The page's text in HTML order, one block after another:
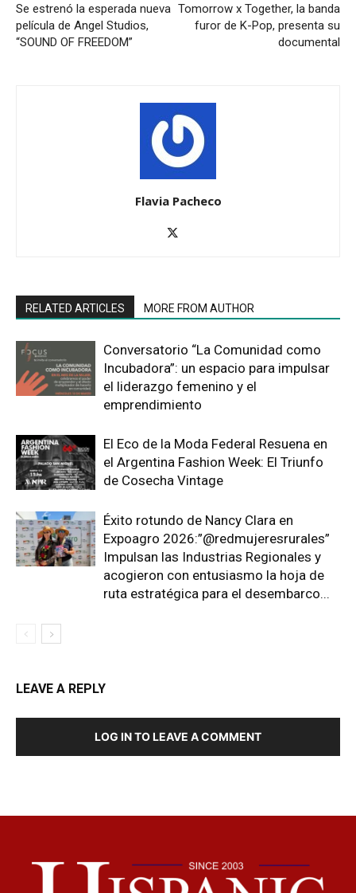
Se estrenó la esperada nueva
película de Angel Studios,
“SOUND OF FREEDOM”
Tomorrow x Together, la banda
furor de K-Pop, presenta su
documental
Flavia Pacheco
RELATED ARTICLES MORE FROM AUTHOR
Conversatorio “La Comunidad como
Incubadora”: un espacio para impulsar
el liderazgo femenino y el
emprendimiento
El Eco de la Moda Federal Resuena en
el Argentina Fashion Week: El Triunfo
de Cosecha Vintage
Éxito rotundo de Nancy Clara en
Expoagro 2026:”@redmujeresrurales”
Impulsan las Industrias Regionales y
acogieron con entusiasmo la hoja de
ruta estratégica para el desembarco...
LEAVE A REPLY
LOG IN TO LEAVE A COMMENT